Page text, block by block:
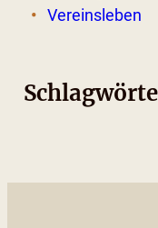
Vereinsleben